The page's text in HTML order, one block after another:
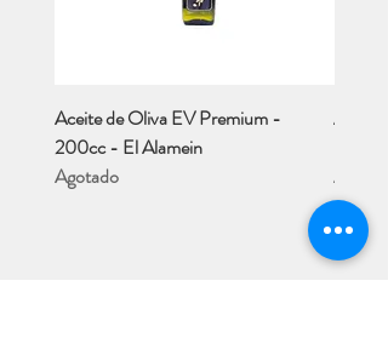
Aceite de Oliva EV Premium -
200cc - El Alamein
Agotado
Aceite
Agotado